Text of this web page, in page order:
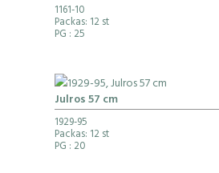
1161-10
Packas: 12 st
PG : 25
Julros 57 cm
1929-95
Packas: 12 st
PG : 20